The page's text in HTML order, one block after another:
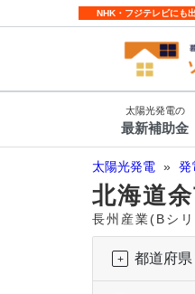
NHK・フジテレビにも
太陽光発電の
最新補助金
太陽光発電 » 発
北海道
長州産業(Bシ
都道府県